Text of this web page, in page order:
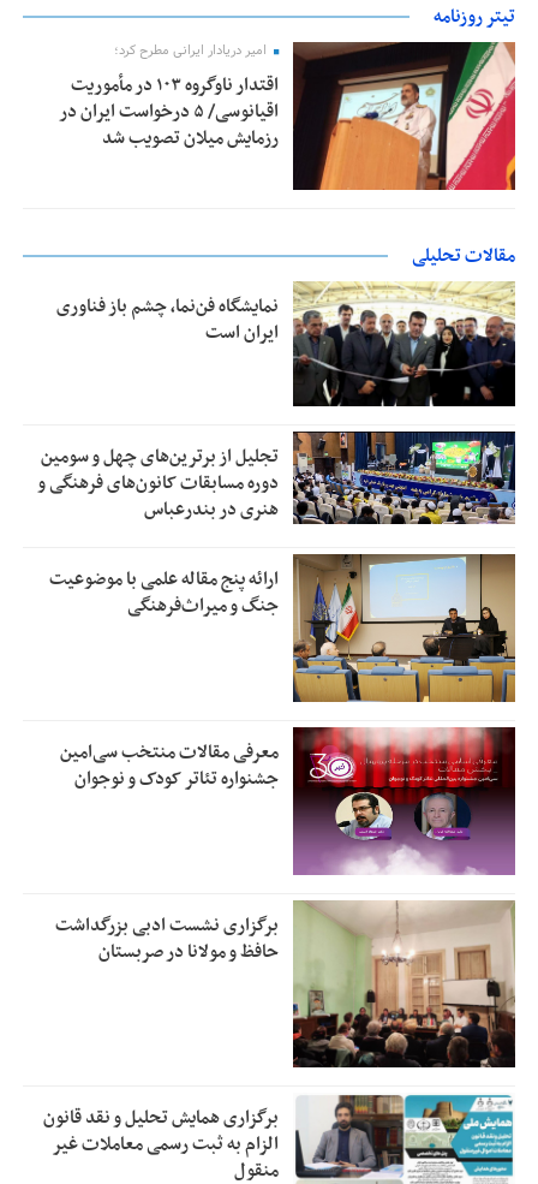
تیتر روزنامه
امیر دریادار ایرانی مطرح کرد؛
اقتدار ناوگروه ۱۰۳ در مأموریت‌
اقیانوسی/ ۵ درخواست ایران در
رزمایش میلان تصویب شد
مقالات تحلیلی
نمایشگاه فن‌نما، چشم باز فناوری
ایران است
تجلیل از بر‌ترین‌های چهل و سومین
دوره مسابقات کانون‌های فرهنگی و
هنری در بندرعباس
ارائه پنج مقاله علمی با موضوعیت
جنگ و میراث‌فرهنگی
معرفی مقالات منتخب سی‌امین
جشنواره تئاتر کودک و نوجوان
برگزاری نشست ادبی بزرگداشت
حافظ و مولانا در صربستان
برگزاری همایش تحلیل و نقد قانون
الزام به ثبت رسمی معاملات غیر
منقول